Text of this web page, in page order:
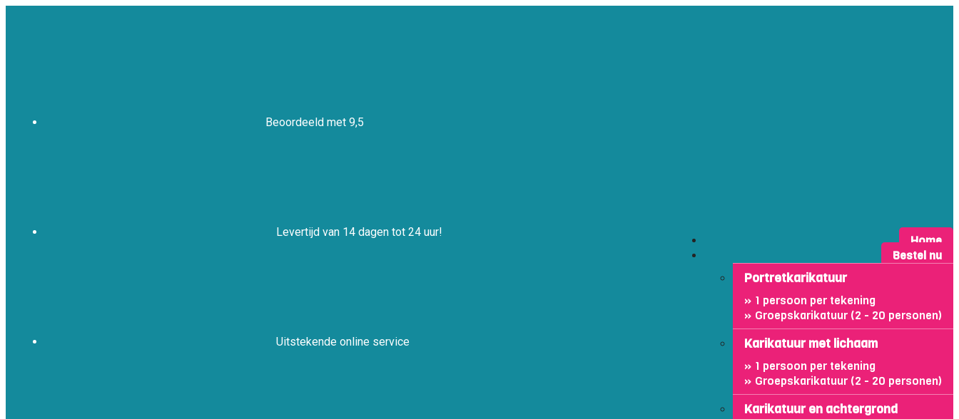
Beoordeeld met 9,5
Levertijd van 14 dagen tot 24 uur!
Uitstekende online service
Home
Bestel nu
Portretkarikatuur
1 persoon per tekening
Groepskarikatuur (2 - 20 personen)
Karikatuur met lichaam
1 persoon per tekening
Groepskarikatuur (2 - 20 personen)
Karikatuur en achtergrond